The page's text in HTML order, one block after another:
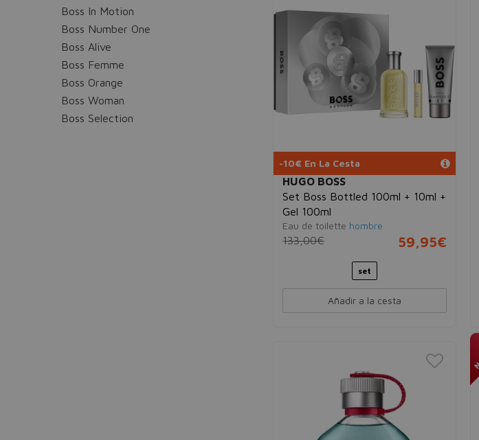
Boss In Motion
Boss Number One
Boss Alive
Boss Femme
Boss Orange
Boss Woman
Boss Selection
-10€ En La Cesta
HUGO BOSS
Set Boss Bottled 100ml + 10ml +
Gel 100ml
Eau de toilette hombre
133,00€ 59,95€
set
Añadir a la cesta